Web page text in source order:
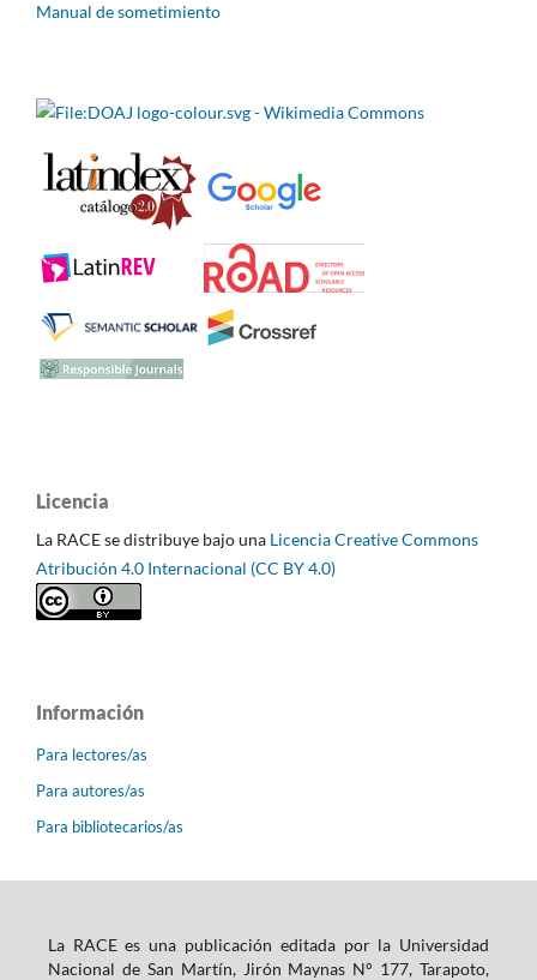
Manual de sometimiento
Licencia
La RACE se distribuye bajo una Licencia Creative Commons
Atribución 4.0 Internacional (CC BY 4.0)
Información
Para lectores/as
Para autores/as
Para bibliotecarios/as
La RACE es una publicación editada por la Universidad
Nacional de San Martín, Jirón Maynas N° 177, Tarapoto,